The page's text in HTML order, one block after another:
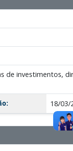
de investimentos,
18/03/